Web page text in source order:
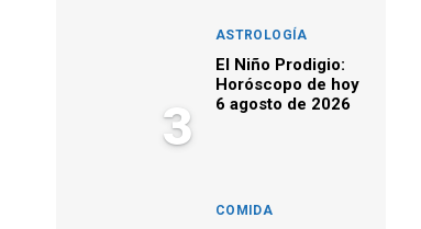
3
ASTROLOGÍA
El Niño Prodigio:
Horóscopo de hoy
6 agosto de 2026
COMIDA